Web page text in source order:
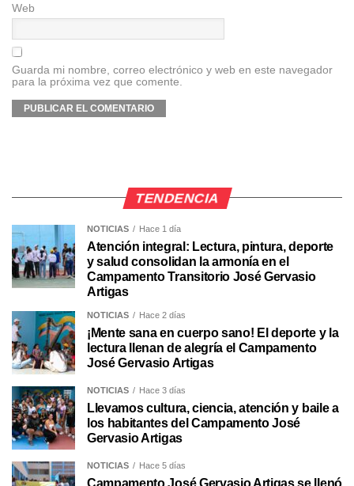
Web
Guarda mi nombre, correo electrónico y web en este navegador
para la próxima vez que comente.
TENDENCIA
NOTICIAS Hace 1 día
Atención integral: Lectura, pintura, deporte
y salud consolidan la armonía en el
Campamento Transitorio José Gervasio
Artigas
NOTICIAS Hace 2 días
¡Mente sana en cuerpo sano! El deporte y la
lectura llenan de alegría el Campamento
José Gervasio Artigas
NOTICIAS Hace 3 días
Llevamos cultura, ciencia, atención y baile a
los habitantes del Campamento José
Gervasio Artigas
NOTICIAS Hace 5 días
Campamento José Gervasio Artigas se llenó